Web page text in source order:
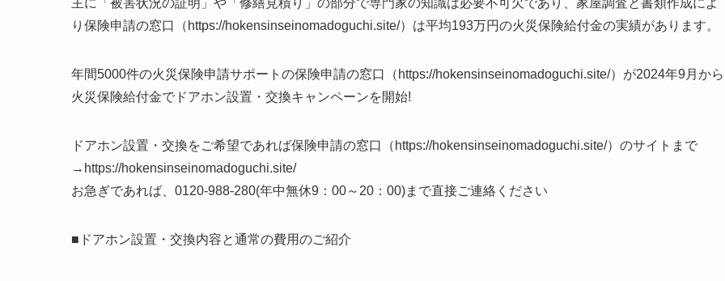
主に「被害状況の証明」や「修繕見積り」の部分で専門家の知識は必要不可欠であり、家屋調査と書類作成によ
り保険申請の窓口（https://hokensinseinomadoguchi.site/）は平均193万円の火災保険給付金の実績があります。
年間5000件の火災保険申請サポートの保険申請の窓口（https://hokensinseinomadoguchi.site/）が2024年9月から
火災保険給付金でドアホン設置・交換キャンペーンを開始!
ドアホン設置・交換をご希望であれば保険申請の窓口（https://hokensinseinomadoguchi.site/）のサイトまで
→https://hokensinseinomadoguchi.site/
お急ぎであれば、0120-988-280(年中無休9：00～20：00)まで直接ご連絡ください
■ドアホン設置・交換内容と通常の費用のご紹介